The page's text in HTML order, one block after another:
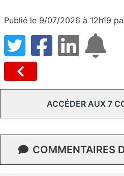
Publié le 9/07/2026 à 12h19
ACCÉDER AUX 7
COMMENTAIRES